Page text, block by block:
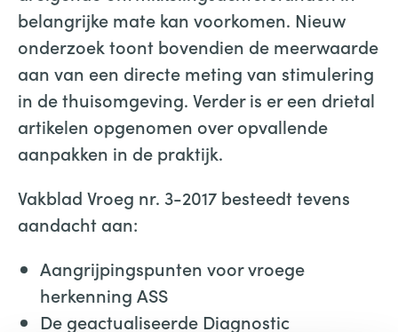
belangrijke mate kan voorkomen. Nieuw
onderzoek toont bovendien de meerwaarde
aan van een directe meting van stimulering
in de thuisomgeving. Verder is er een drietal
artikelen opgenomen over opvallende
aanpakken in de praktijk.
Vakblad Vroeg nr. 3-2017 besteedt tevens
aandacht aan:
Aangrijpingspunten voor vroege
herkenning ASS
De geactualiseerde Diagnostic